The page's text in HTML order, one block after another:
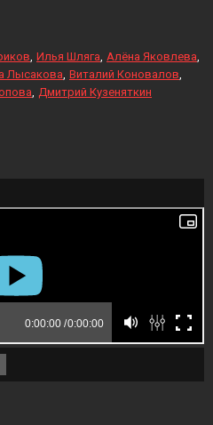
Илья Шляга Алёна Яковлева
Лысакова Виталий Коновалов
Дмитрий Кузеняткин